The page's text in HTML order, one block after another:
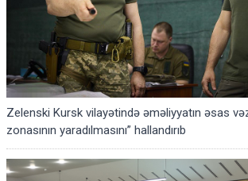
Zelenski Kursk vilayətində əməliyyatın əsas
zonasının yaradılmasını” hallandırıb